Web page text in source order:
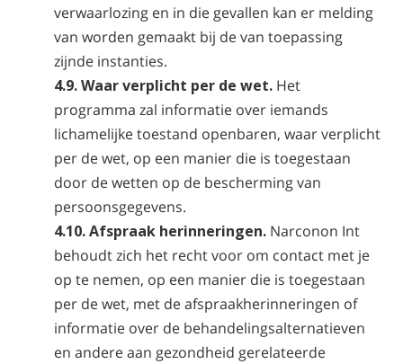
verwaarlozing en in die gevallen kan er melding
van worden gemaakt bij de van toepassing
zijnde instanties.
4.9. Waar verplicht per de wet. Het
programma zal informatie over iemands
lichamelijke toestand openbaren, waar verplicht
per de wet, op een manier die is toegestaan
door de wetten op de bescherming van
persoonsgegevens.
4.10. Afspraak herinneringen. Narconon Int
behoudt zich het recht voor om contact met je
op te nemen, op een manier die is toegestaan
per de wet, met de afspraakherinneringen of
informatie over de behandelingsalternatieven
en andere aan gezondheid gerelateerde